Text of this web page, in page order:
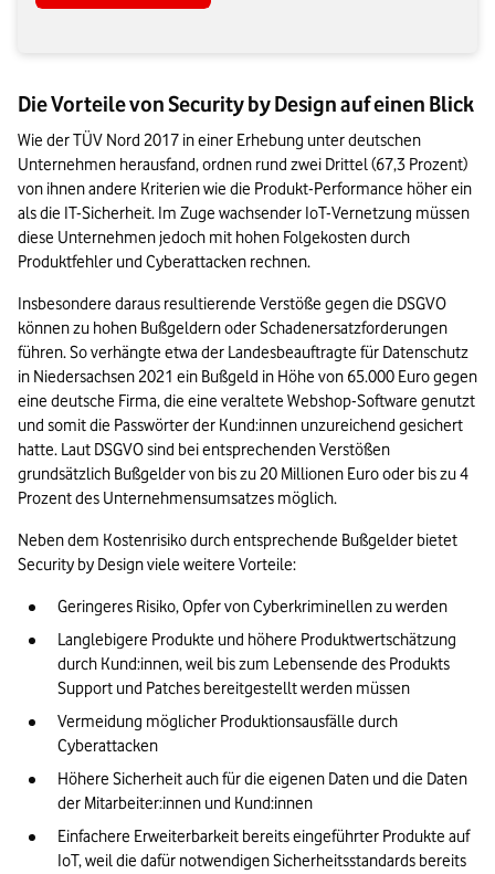
Die Vorteile von Security by Design auf einen Blick
Wie der TÜV Nord 2017 in einer Erhebung unter deutschen
Unternehmen herausfand, ordnen rund zwei Drittel (67,3 Prozent)
von ihnen andere Kriterien wie die Produkt-Performance höher ein
als die IT-Sicherheit. Im Zuge wachsender IoT-Vernetzung müssen
diese Unternehmen jedoch mit hohen Folgekosten durch
Produktfehler und Cyberattacken rechnen.
Insbesondere daraus resultierende Verstöße gegen die DSGVO
können zu hohen Bußgeldern oder Schadenersatzforderungen
führen. So verhängte etwa der Landesbeauftragte für Datenschutz
in Niedersachsen 2021 ein Bußgeld in Höhe von 65.000 Euro gegen
eine deutsche Firma, die eine veraltete Webshop-Software genutzt
und somit die Passwörter der Kund:innen unzureichend gesichert
hatte. Laut DSGVO sind bei entsprechenden Verstößen
grundsätzlich Bußgelder von bis zu 20 Millionen Euro oder bis zu 4
Prozent des Unternehmensumsatzes möglich.
Neben dem Kostenrisiko durch entsprechende Bußgelder bietet
Security by Design viele weitere Vorteile:
Geringeres Risiko, Opfer von Cyberkriminellen zu werden
Langlebigere Produkte und höhere Produktwertschätzung
durch Kund:innen, weil bis zum Lebensende des Produkts
Support und Patches bereitgestellt werden müssen
Vermeidung möglicher Produktionsausfälle durch
Cyberattacken
Höhere Sicherheit auch für die eigenen Daten und die Daten
der Mitarbeiter:innen und Kund:innen
Einfachere Erweiterbarkeit bereits eingeführter Produkte auf
IoT, weil die dafür notwendigen Sicherheitsstandards bereits